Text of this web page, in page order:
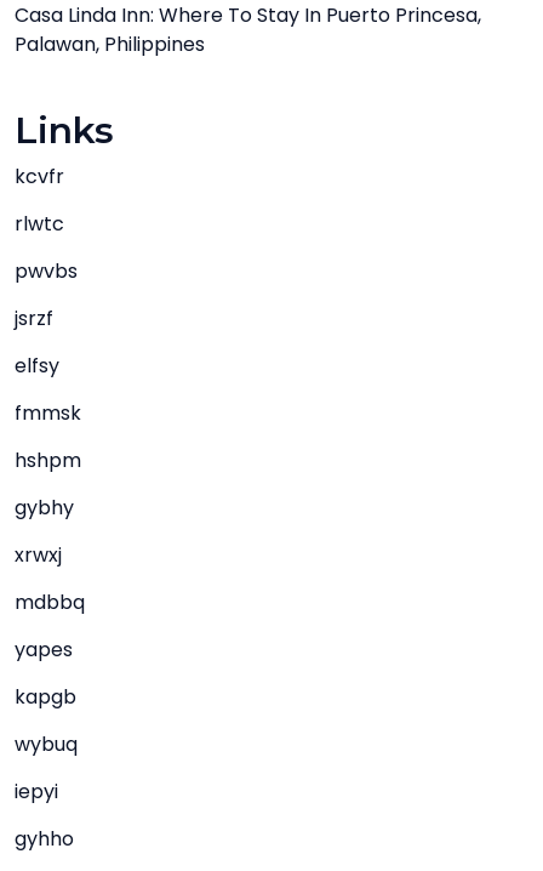
Casa Linda Inn: Where To Stay In Puerto Princesa,
Palawan, Philippines
Links
kcvfr
rlwtc
pwvbs
jsrzf
elfsy
fmmsk
hshpm
gybhy
xrwxj
mdbbq
yapes
kapgb
wybuq
iepyi
gyhho